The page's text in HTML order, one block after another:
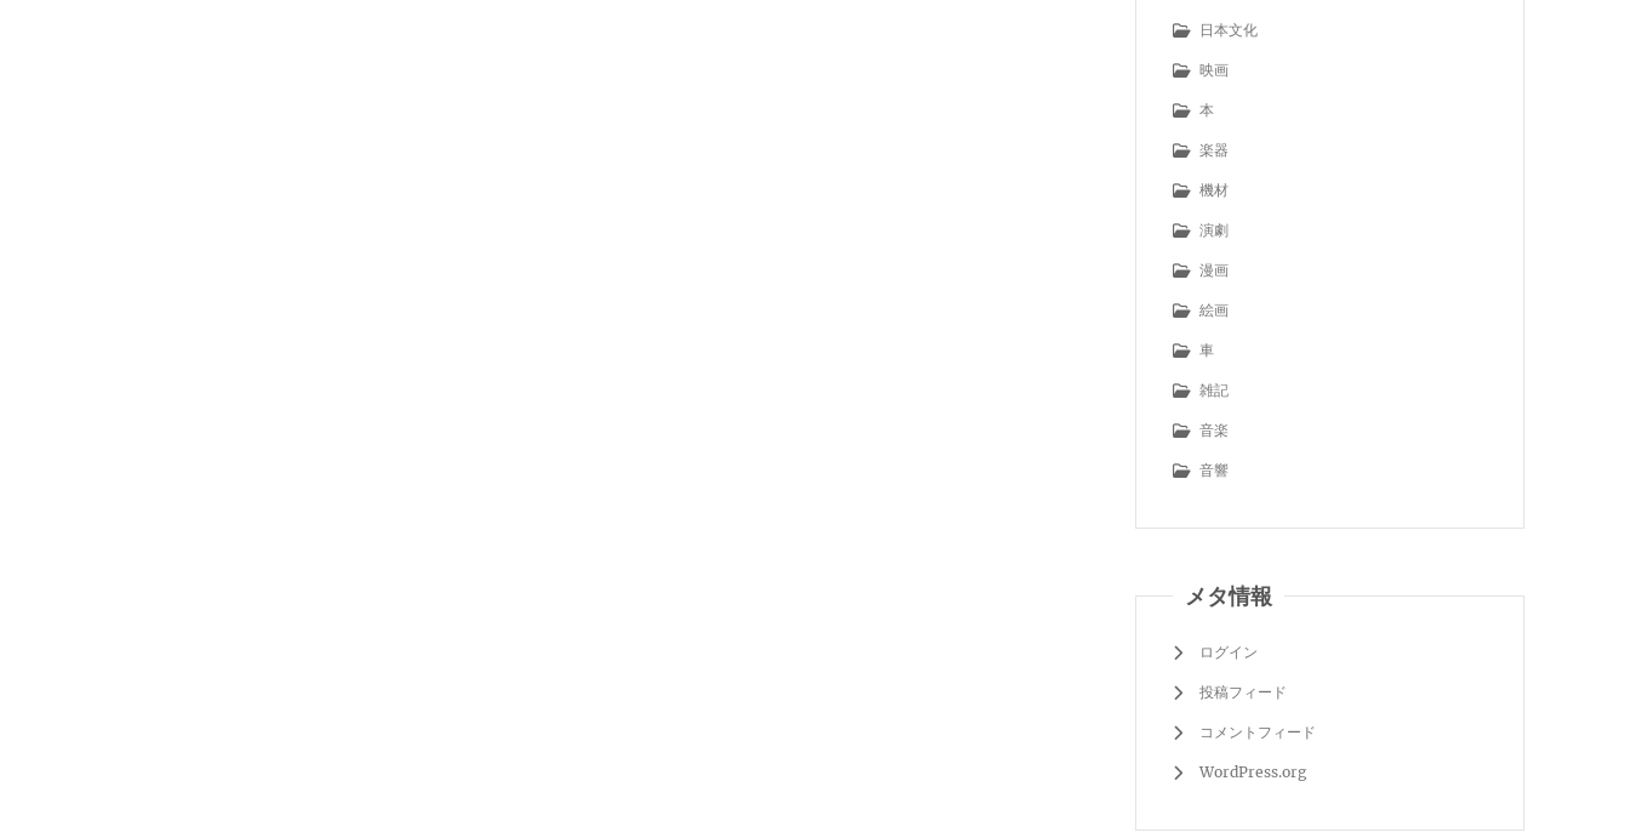
日本文化
映画
本
楽器
機材
演劇
漫画
絵画
車
雑記
音楽
音響
メタ情報
ログイン
投稿フィード
コメントフィード
WordPress.org